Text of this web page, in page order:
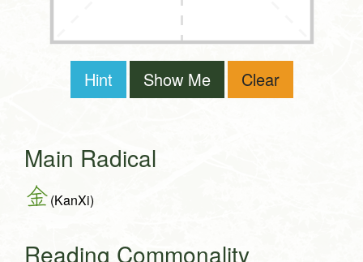
Hint Show Me Clear
Main Radical
金(KanXi)
Reading Commonality